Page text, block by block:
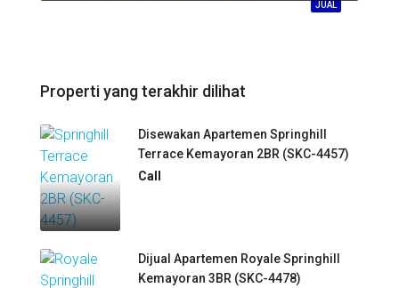
JUAL
Properti yang terakhir dilihat
Disewakan Apartemen Springhill
Terrace Kemayoran 2BR (SKC-4457)
Call
Dijual Apartemen Royale Springhill
Kemayoran 3BR (SKC-4478)